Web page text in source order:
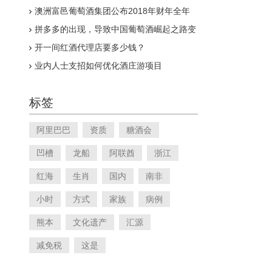
澳洲富邑葡萄酒集团公布2018年财年全年
拼多多的出现，导致中国葡萄酒崛起之路变
开一间红酒代理店要多少钱？
业内人士支招如何优化酒庄游项目
标签
阿里巴巴 资质 糖酒会
凹槽 龙船 阿联酋 浙江
红海 生肖 国内 南非
小时 方式 家族 病例
熊本 文化遗产 汇源
减免税 这是